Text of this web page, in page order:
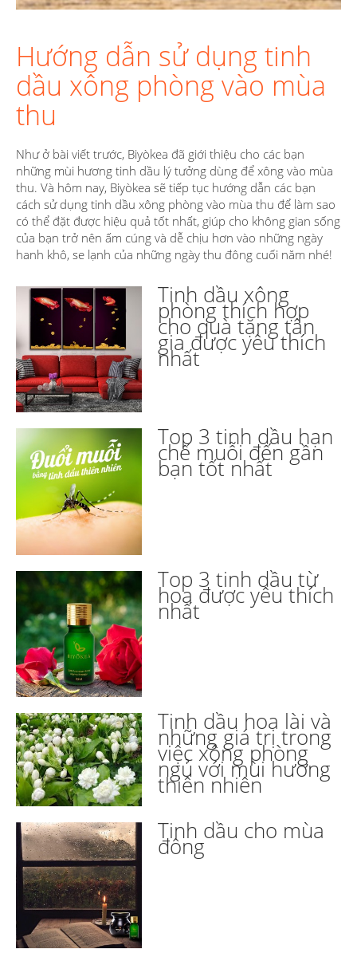
Hướng dẫn sử dụng tinh
dầu xông phòng vào mùa
thu
Như ở bài viết trước, Biyòkea đã giới thiệu cho các bạn
những mùi hương tinh dầu lý tưởng dùng để xông vào mùa
thu. Và hôm nay, Biyòkea sẽ tiếp tục hướng dẫn các bạn
cách sử dụng tinh dầu xông phòng vào mùa thu để làm sao
có thể đặt được hiệu quả tốt nhất, giúp cho không gian sống
của bạn trở nên ấm cúng và dễ chịu hơn vào những ngày
hanh khô, se lạnh của những ngày thu đông cuối năm nhé!
Tinh dầu xông
phòng thích hợp
cho quà tặng tân
gia được yêu thích
nhất
Top 3 tinh dầu hạn
chế muỗi đến gần
bạn tốt nhất
Top 3 tinh dầu từ
hoa được yêu thích
nhất
Tinh dầu hoa lài và
những giá trị trong
việc xông phòng
ngủ với mùi hương
thiên nhiên
Tinh dầu cho mùa
đông